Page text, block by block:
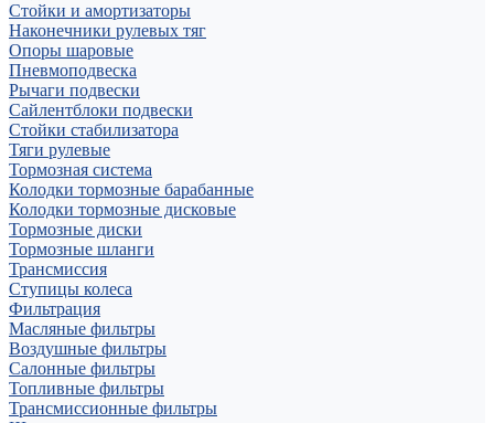
Стойки и амортизаторы
Наконечники рулевых тяг
Опоры шаровые
Пневмоподвеска
Рычаги подвески
Сайлентблоки подвески
Стойки стабилизатора
Тяги рулевые
Тормозная система
Колодки тормозные барабанные
Колодки тормозные дисковые
Тормозные диски
Тормозные шланги
Трансмиссия
Ступицы колеса
Фильтрация
Масляные фильтры
Воздушные фильтры
Салонные фильтры
Топливные фильтры
Трансмиссионные фильтры